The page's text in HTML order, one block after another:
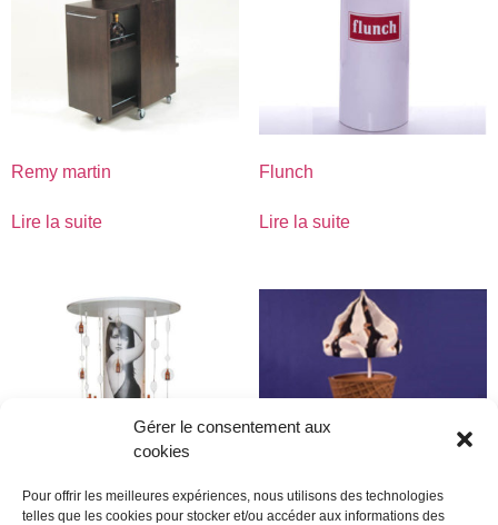
Gérer le consentement aux
cookies
Pour offrir les meilleures expériences, nous utilisons des technologies
telles que les cookies pour stocker et/ou accéder aux informations des
Remy martin
Lire la suite
Flunch
Lire la suite